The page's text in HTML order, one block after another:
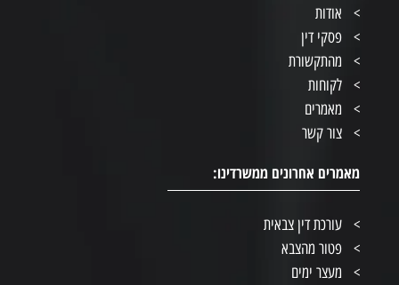
אודות
פסקי דין
מהתקשורת
לקוחות
מאמרים
צור קשר
מאמרים אחרונים ממשרדינו:
עורכת דין צבאית
פטור מהצבא
מעצר ימים